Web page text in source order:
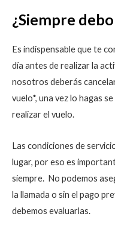
¿Siempre
Es indispensable que te
día antes de realizar la
nosotros deberás
vuelo*, una vez lo hagas
realizar el vuelo.
Las condiciones de
lugar, por eso es
siempre. No podemos
la llamada o sin el pago
debemos evaluarlas.